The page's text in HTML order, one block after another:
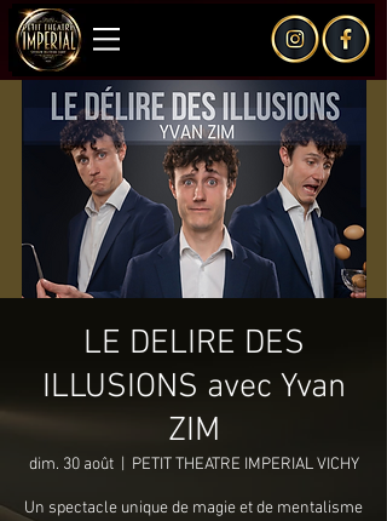
LE DELIRE DES
ILLUSIONS avec Yvan
ZIM
dim. 30 août
  |
PETIT THEATRE IMPERIAL VICHY
Un spectacle unique de magie et de mentalisme